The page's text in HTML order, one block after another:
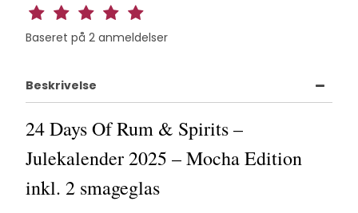
Baseret på 2 anmeldelser
Beskrivelse
24 Days Of Rum & Spirits –
Julekalender 2025 – Mocha Edition
inkl. 2 smageglas